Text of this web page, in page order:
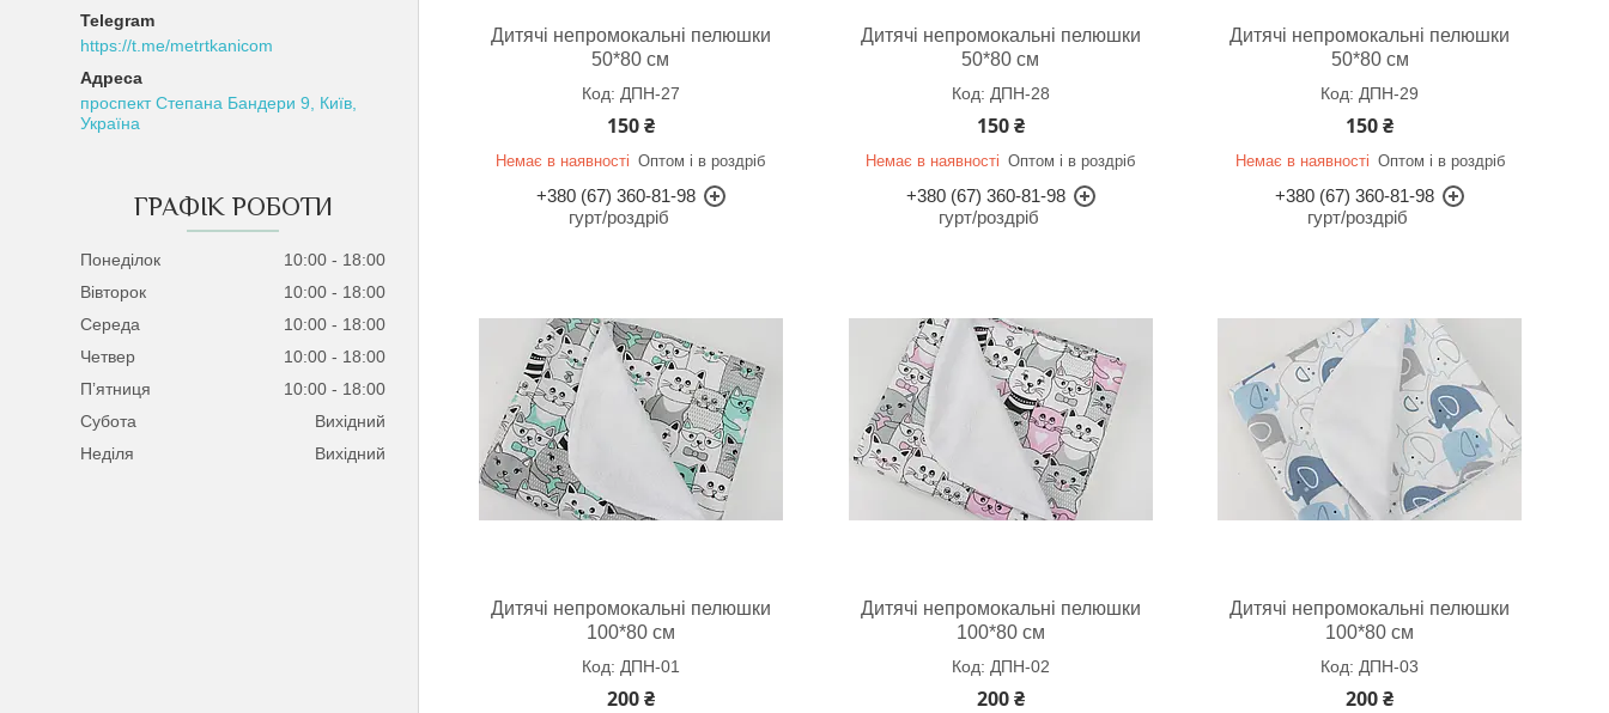
https://t.me/metrtkanicom
проспект Степана Бандери 9, Київ,
Україна
ГРАФІК РОБОТИ
Понеділок 10:00
18:00
Вівторок
10:00
18:00
Середа
10:00
18:00
Четвер
10:00
18:00
Пʼятниця
10:00
18:00
Субота
Вихідний
Неділя
Вихідний
Дитячі непромокальні пелюшки
50*80 см
ДПН-27
150 ₴
Немає в наявності Оптом і в роздріб
+380 (67) 360-81-98
гурт/роздріб
Дитячі непромокальні пелюшки
50*80 см
ДПН-28
150 ₴
Немає в наявності Оптом і в роздріб
+380 (67) 360-81-98
гурт/роздріб
Дитячі непромокальні пелюшки
50*80 см
ДПН-29
150 ₴
Немає в наявності Оптом і в роздріб
+380 (67) 360-81-98
гурт/роздріб
Дитячі непромокальні пелюшки
100*80 см
ДПН-01
200 ₴
Дитячі непромокальні пелюшки
100*80 см
ДПН-02
200 ₴
Дитячі непромокальні пелюшки
100*80 см
ДПН-03
200 ₴